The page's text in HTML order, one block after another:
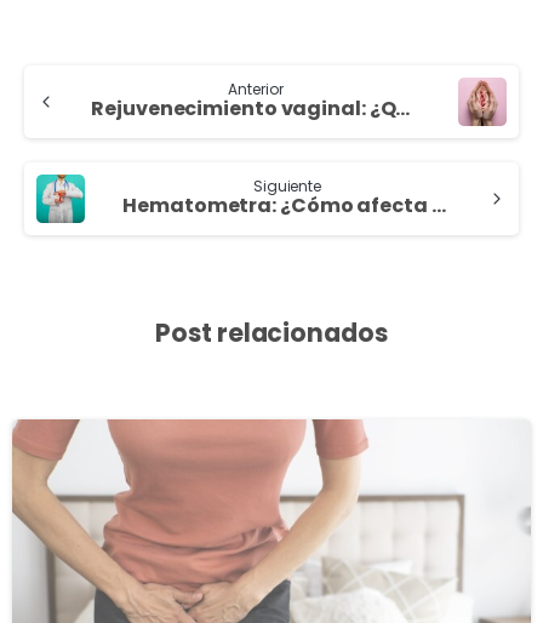
Anterior
Rejuvenecimiento vaginal: ¿Qué es?
Siguiente
Hematometra: ¿Cómo afecta a mi fertilidad?
Post relacionados